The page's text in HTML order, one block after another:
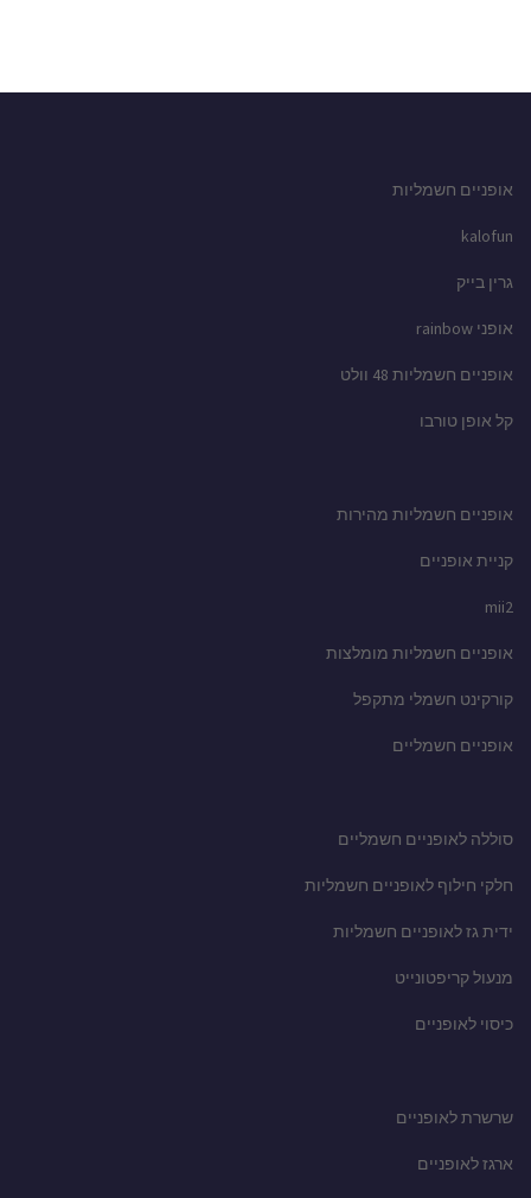
אופניים חשמליות
kalofun
גרין בייק
אופני rainbow
אופניים חשמליות 48 וולט
קל אופן טורבו
אופניים חשמליות מהירות
קניית אופניים
mii2
אופניים חשמליות מומלצות
קורקינט חשמלי מתקפל
אופניים חשמליים
סוללה לאופניים חשמליים
חלקי חילוף לאופניים חשמליות
ידית גז לאופניים חשמליות
מנעול קריפטונייט
כיסוי לאופניים
שרשרת לאופניים
ארגז לאופניים